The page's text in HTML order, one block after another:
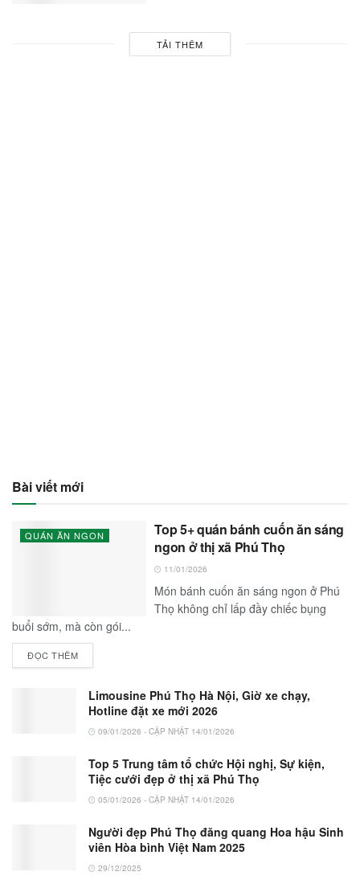
TẢI THÊM
Bài viết mới
QUÁN ĂN NGON
Top 5+ quán bánh cuốn ăn sáng
ngon ở thị xã Phú Thọ
11/01/2026
Món bánh cuốn ăn sáng ngon ở Phú
Thọ không chỉ lấp đầy chiếc bụng
buổi sớm, mà còn gói...
ĐỌC THÊM
Limousine Phú Thọ Hà Nội, Giờ xe chạy,
Hotline đặt xe mới 2026
09/01/2026 - CẬP NHẬT 14/01/2026
Top 5 Trung tâm tổ chức Hội nghị, Sự kiện,
Tiệc cưới đẹp ở thị xã Phú Thọ
05/01/2026 - CẬP NHẬT 14/01/2026
Người đẹp Phú Thọ đăng quang Hoa hậu Sinh
viên Hòa bình Việt Nam 2025
29/12/2025